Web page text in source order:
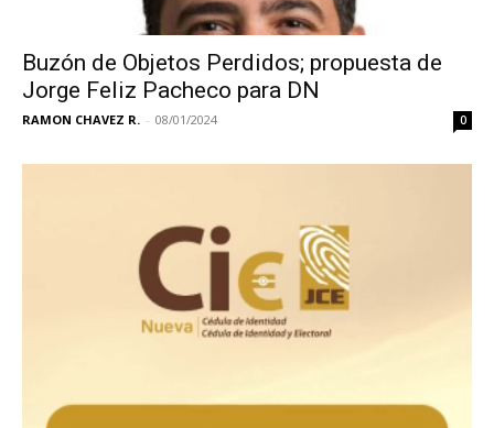
Buzón de Objetos Perdidos; propuesta de
Jorge Feliz Pacheco para DN
RAMON CHAVEZ R. - 08/01/2024 0